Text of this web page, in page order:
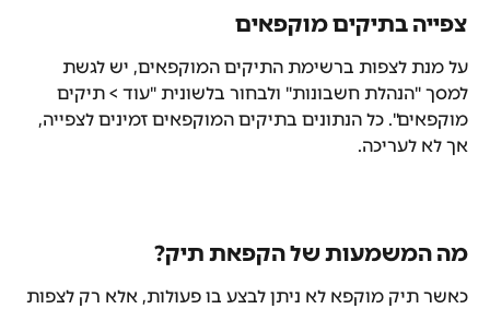
צפייה בתיקים מוקפאים
על מנת לצפות ברשימת התיקים המוקפאים, יש לגשת
למסך "הנהלת חשבונות" ולבחור בלשונית "עוד > תיקים
מוקפאים". כל הנתונים בתיקים המוקפאים זמינים לצפייה,
אך לא לעריכה.
מה המשמעות של הקפאת תיק?
כאשר תיק מוקפא לא ניתן לבצע בו פעולות, אלא רק לצפות